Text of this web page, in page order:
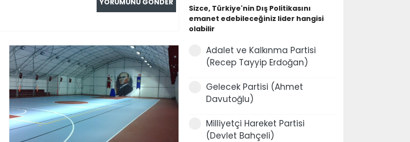
Sizce, Türkiye'nin Dış Politikasını
emanet edebileceğiniz lider hangisi
olabilir
Adalet ve Kalkınma Partisi
(Recep Tayyip Erdoğan)
Gelecek Partisi (Ahmet
Davutoğlu)
Milliyetçi Hareket Partisi
(Devlet Bahçeli)